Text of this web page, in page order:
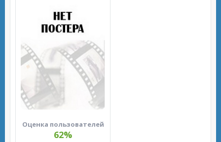
Оценка пользователей
62%